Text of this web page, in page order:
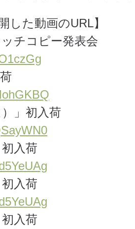
した動画のURL】
チコピー発表会
」初入荷
入荷
入荷
入荷